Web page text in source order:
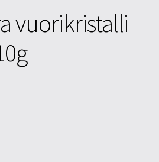
vuorikristalli